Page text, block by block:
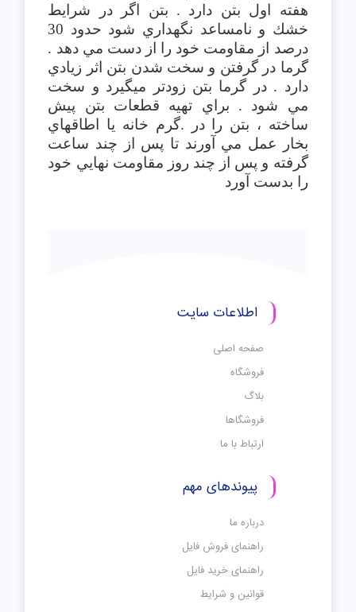
هفته اول بتن دارد . بتن اگر در شرايط
خشك و نامساعد نگهداري شود حدود 30
درصد از مقاومت خود را از دست مي دهد .
گرما در گرفتن و سخت شدن بتن اثر زيادي
دارد . در گرما بتن زودتر ميگيرد و سخت
مي شود . براي تهيه قطعات بتن پيش
ساخته ، بتن را در .گرم خانه يا اطاقهاي
بخار عمل مي آورند تا پس از چند ساعت
گرفته و پس از چند روز مقاومت نهايي خود
را بدست آورد
اطلاعات سایت
صفحه اصلی
فروشگاه
بلاگ
فروشگاها
ارتباط با ما
پیوندهای مهم
درباره ما
راهنمای فروش فایل
راهنمای خرید فایل
قوانین و شرایط